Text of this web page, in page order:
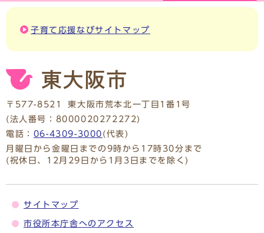
子育て応援なびサイトマップ
〒577-8521
東大阪市荒本北一丁目1番1号
(法人番号：8000020272272)
電話： 06-4309-3000 (代表)
月曜日から金曜日までの9時から17時30分まで
(祝休日、12月29日から1月3日までを除く)
サイトマップ
市役所本庁舎へのアクセス